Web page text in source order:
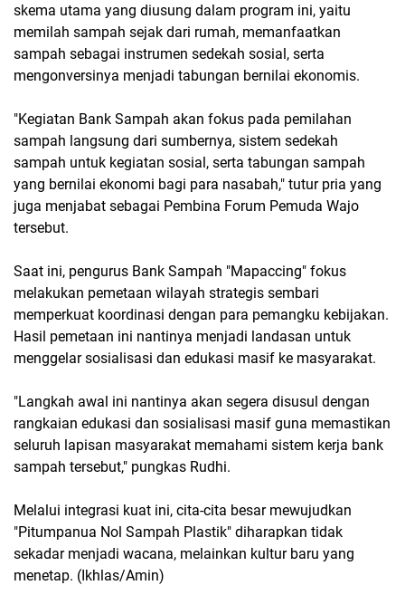
skema utama yang diusung dalam program ini, yaitu
memilah sampah sejak dari rumah, memanfaatkan
sampah sebagai instrumen sedekah sosial, serta
mengonversinya menjadi tabungan bernilai ekonomis.
​"Kegiatan Bank Sampah akan fokus pada pemilahan
sampah langsung dari sumbernya, sistem sedekah
sampah untuk kegiatan sosial, serta tabungan sampah
yang bernilai ekonomi bagi para nasabah," tutur pria yang
juga menjabat sebagai Pembina Forum Pemuda Wajo
tersebut.
Saat ini, pengurus Bank Sampah "Mapaccing" fokus
melakukan pemetaan wilayah strategis sembari
memperkuat koordinasi dengan para pemangku kebijakan.
Hasil pemetaan ini nantinya menjadi landasan untuk
menggelar sosialisasi dan edukasi masif ke masyarakat.
"Langkah awal ini nantinya akan segera disusul dengan
rangkaian edukasi dan sosialisasi masif guna memastikan
seluruh lapisan masyarakat memahami sistem kerja bank
sampah tersebut," pungkas Rudhi.
Melalui integrasi kuat ini, cita-cita besar mewujudkan
"Pitumpanua Nol Sampah Plastik" diharapkan tidak
sekadar menjadi wacana, melainkan kultur baru yang
menetap. (Ikhlas/Amin)